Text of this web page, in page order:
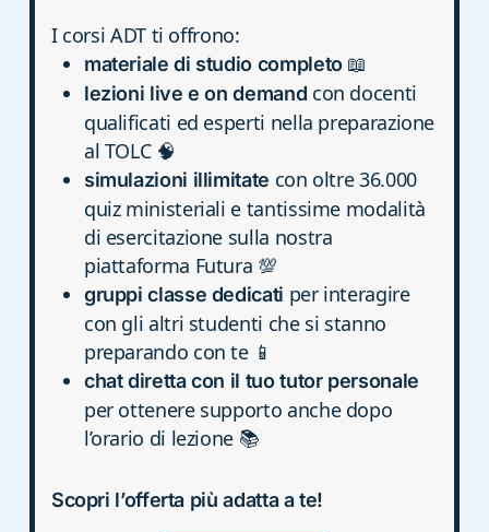
I corsi ADT ti offrono:
materiale di studio completo📖
lezioni live e on demand con docenti
qualificati ed esperti nella preparazione
al TOLC 🧠
simulazioni illimitate con oltre 36.000
quiz ministeriali e tantissime modalità
di esercitazione sulla nostra
piattaforma Futura 💯
gruppi classe dedicati per interagire
con gli altri studenti che si stanno
preparando con te 📱
chat diretta con il tuo tutor personale
per ottenere supporto anche dopo
l’orario di lezione 📚
Scopri l’offerta più adatta a te!